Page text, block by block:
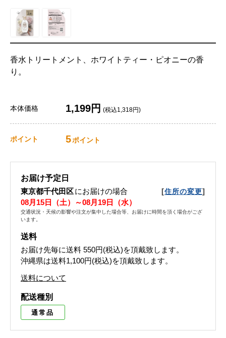
香水トリートメント、ホワイトティー・ピオニーの香
り。
本体価格 1,199円 (税込1,318円)
ポイント 5ポイント
お届け予定日
東京都千代田区にお届けの場合 [住所の変更]
08月15日（土）～08月19日（水）
交通状況・天候の影響や注文が集中した場合等、お届けに時間を頂く場合がござ
います。
送料
お届け先毎に送料 550円(税込)を頂戴致します。
沖縄県は送料1,100円(税込)を頂戴致します。
送料について
配送種別
通常品